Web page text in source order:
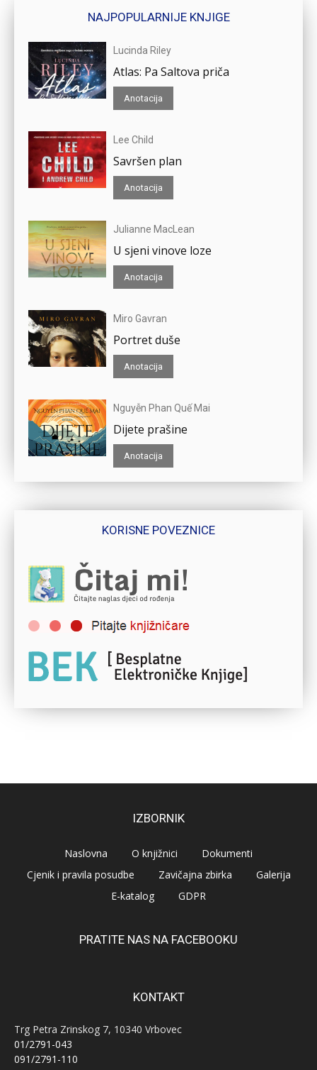
NAJPOPULARNIJE KNJIGE
Lucinda Riley
Atlas: Pa Saltova priča
Anotacija
Lee Child
Savršen plan
Anotacija
Julianne MacLean
U sjeni vinove loze
Anotacija
Miro Gavran
Portret duše
Anotacija
Nguyễn Phan Quế Mai
Dijete prašine
Anotacija
KORISNE POVEZNICE
IZBORNIK
Naslovna O knjižnici
Dokumenti
Cjenik i pravila posudbe
Zavičajna zbirka
Galerija
E-katalog
GDPR
PRATITE NAS NA FACEBOOKU
KONTAKT
Trg Petra Zrinskog 7, 10340 Vrbovec
01/2791-043
091/2791-110